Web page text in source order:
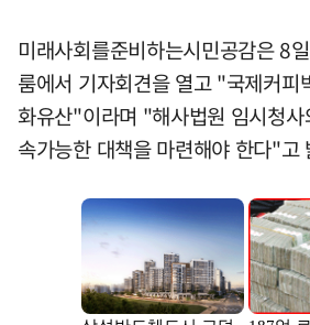
미래사회를준비하는시민공감은 8
룸에서 기자회견을 열고 "국제커피
화유산"이라며 "해사법원 임시청
속가능한 대책을 마련해야 한다"고